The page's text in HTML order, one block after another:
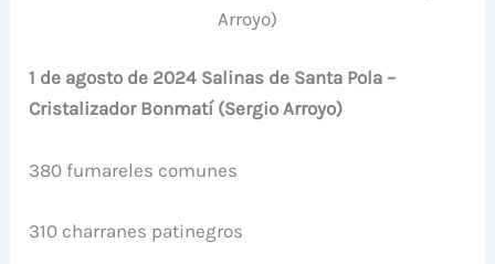
Arroyo)
1 de agosto de 2024 Salinas de Santa Pola –
Cristalizador Bonmatí (Sergio Arroyo)
380 fumareles comunes
310 charranes patinegros